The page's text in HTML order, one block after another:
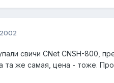
свичи CNet CNSH-800,
та же самая, цена - тоже.